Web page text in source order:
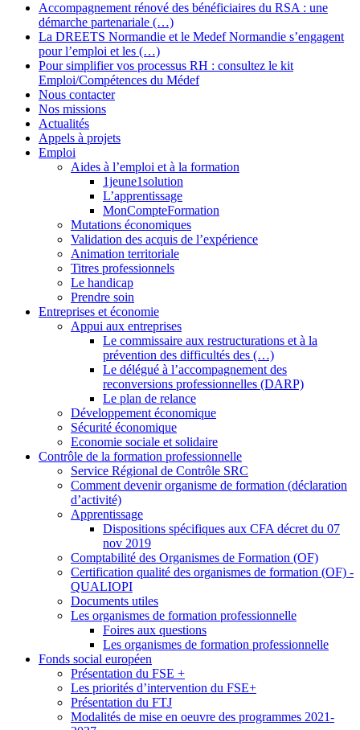
Accompagnement rénové des bénéficiaires du RSA : une
démarche partenariale (…)
La DREETS Normandie et le Medef Normandie s’engagent
pour l’emploi et les (…)
Pour simplifier vos processus RH : consultez le kit
Emploi/Compétences du Médef
Nous contacter
Nos missions
Actualités
Appels à projets
Emploi
Aides à l’emploi et à la formation
1jeune1solution
L’apprentissage
MonCompteFormation
Mutations économiques
Validation des acquis de l’expérience
Animation territoriale
Titres professionnels
Le handicap
Prendre soin
Entreprises et économie
Appui aux entreprises
Le commissaire aux restructurations et à la
prévention des difficultés des (…)
Le délégué à l’accompagnement des
reconversions professionnelles (DARP)
Le plan de relance
Développement économique
Sécurité économique
Economie sociale et solidaire
Contrôle de la formation professionnelle
Service Régional de Contrôle SRC
Comment devenir organisme de formation (déclaration
d’activité)
Apprentissage
Dispositions spécifiques aux CFA décret du 07
nov 2019
Comptabilité des Organismes de Formation (OF)
Certification qualité des organismes de formation (OF) -
QUALIOPI
Documents utiles
Les organismes de formation professionnelle
Foires aux questions
Les organismes de formation professionnelle
Fonds social européen
Présentation du FSE +
Les priorités d’intervention du FSE+
Présentation du FTJ
Modalités de mise en oeuvre des programmes 2021-